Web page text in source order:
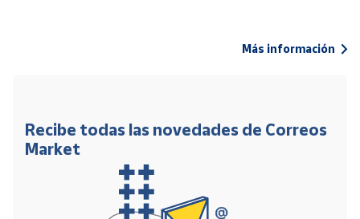
Más información
Recibe todas las novedades de Correos
Market